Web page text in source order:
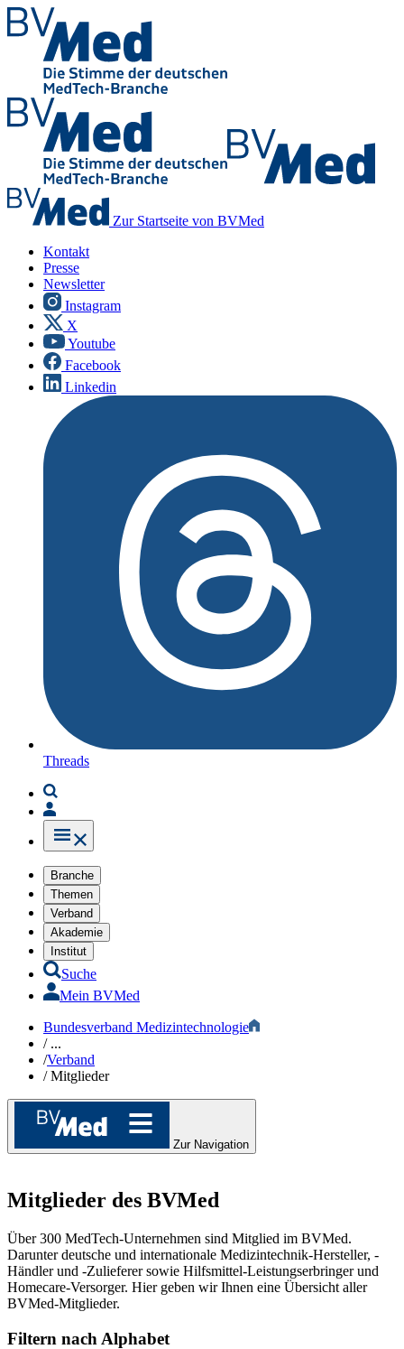
Zur Startseite von BVMed
Kontakt
Presse
Newsletter
Instagram
X
Youtube
Facebook
Linkedin
Threads
Branche
Themen
Verband
Akademie
Institut
Suche
Mein BVMed
Bundesverband Medizintechnologie
/...
/Verband
/Mitglieder
Zur Navigation
Mitglieder des BVMed
Über 300 MedTech-Unternehmen sind Mitglied im BVMed.
Darunter deutsche und internationale Medizintechnik-Hersteller, -
Händler und -Zulieferer sowie Hilfsmittel-Leistungserbringer und
Homecare-Versorger. Hier geben wir Ihnen eine Übersicht aller
BVMed-Mitglieder.
Filtern nach Alphabet